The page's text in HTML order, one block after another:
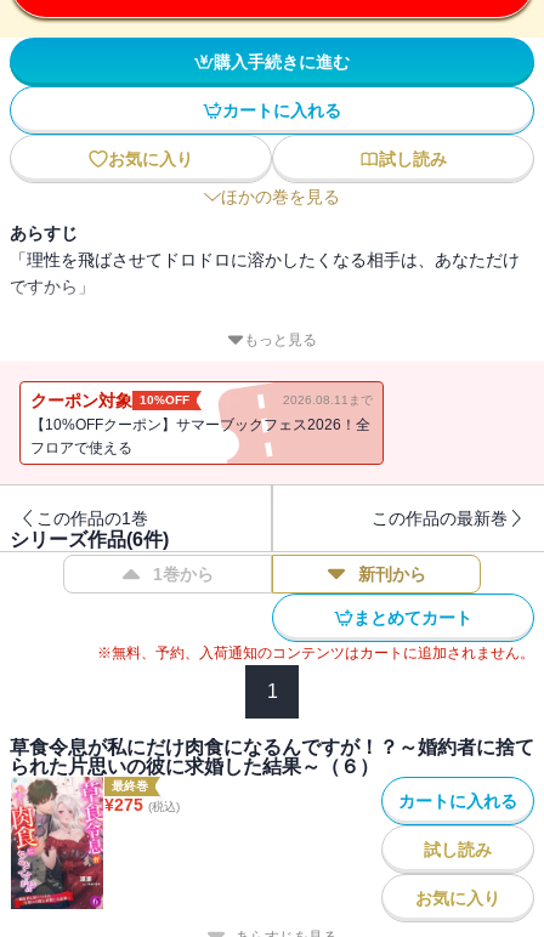
購入手続きに進む
カートに入れる
お気に入り
試し読み
ほかの巻を見る
あらすじ
「理性を飛ばさせてドロドロに溶かしたくなる相手は、あなただけ
ですから」
王女アイリーンは、幼い頃に誘拐事件から救ってくれた冴えない伯
会の日、彼が理不尽にも婚約破棄される場に遭遇したアイリーン
は、思わずその場で彼に求婚！
周囲が驚くなか、婚約が成立した。
だがある日、我慢のできなくなったレオナルドがついに豹変！
気付けばアイリーンは彼の手のひらで転がされ、熱く愛されること
悔しくなったアイリーンは、レオナルドを襲い返しにいくもののー
欲望にまっすぐな王女と、肉食に豹変した絶倫令息の、互いを翻弄
た片思いの彼に求婚した結果～（２）』には「婚約破棄とプロポー
ズ」（後半）～「アイリーンのやりたいこと」（前半）までを収録
もっと見る
クーポン対象 10%OFF 2026.08.11まで
【10%OFFクーポン】サマーブックフェス2026！全
フロアで使える
この作品の1巻 この作品の最新巻
シリーズ作品(6件)
1巻から 新刊から
まとめてカート
※無料、予約、入荷通知のコンテンツはカートに追加されません。
1
草食令息が私にだけ肉食になるんですが！？～婚約者に捨て
られた片思いの彼に求婚した結果～（６）
最終巻
¥275 (税込) カートに入れる
試し読み
お気に入り